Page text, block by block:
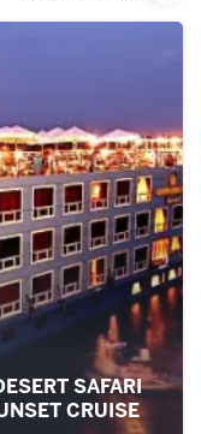
SAFARI
CRUISE